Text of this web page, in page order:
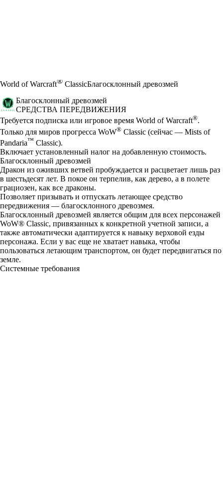
World of Warcraft® ClassicБлагосклонный древозмей
Благосклонный древозмей
СРЕДСТВА ПЕРЕДВИЖЕНИЯ
Цена
Available actions
Требуется подписка или игровое время World of Warcraft®.
Только для миров прогресса WoW® Classic (сейчас — Mists of
Pandaria™ Classic).
Включает установленный налог на добавленную стоимость.
Благосклонный древозмей
Дракон из оживших ветвей пробуждается и расцветает лишь раз
в шестьдесят лет. В покое он терпелив, как дерево, а в полете
грациозен, как все драконы.
Позволяет призывать и отпускать летающее средство
передвижения — благосклонного древозмея.
Благосклонный древозмей является общим для всех персонажей
WoW® Classic, привязанных к конкретной учетной записи, а
также автоматически адаптируется к навыку верховой езды
персонажа. Если у вас еще не хватает навыка, чтобы
пользоваться летающим транспортом, он будет передвигаться по
земле.
Системные требования